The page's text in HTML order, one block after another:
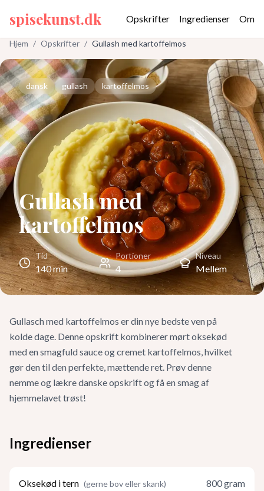
spisekunst.dk Opskrifter Ingredienser Om
Hjem / Opskrifter / Gullash med kartoffelmos
dansk gullash kartoffelmos
Gullash med
kartoffelmos
Tid
140min
Portioner
4
Niveau
Mellem
Gullasch med kartoffelmos er din nye bedste ven på
kolde dage. Denne opskrift kombinerer mørt oksekød
med en smagfuld sauce og cremet kartoffelmos, hvilket
gør den til den perfekte, mættende ret. Prøv denne
nemme og lækre danske opskrift og få en smag af
hjemmelavet trøst!
Ingredienser
Oksekød i tern (gerne bov eller skank) 800gram